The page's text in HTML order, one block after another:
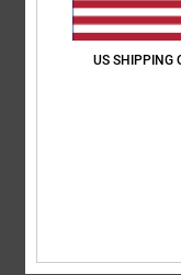
16. junio 2026
US SHIPPING